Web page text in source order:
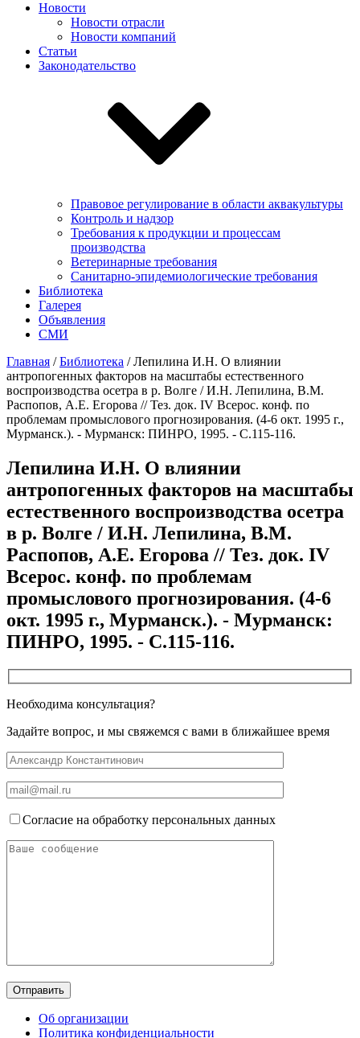
Новости
Новости отрасли
Новости компаний
Статьи
Законодательство
Правовое регулирование в области аквакультуры
Контроль и надзор
Требования к продукции и процессам
производства
Ветеринарные требования
Санитарно-эпидемиологические требования
Библиотека
Галерея
Объявления
СМИ
Главная /Библиотека /Лепилина И.Н. О влиянии
антропогенных факторов на масштабы естественного
воспроизводства осетра в р. Волге / И.Н. Лепилина, В.М.
Распопов, А.Е. Егорова // Тез. док. IV Всерос. конф. по
проблемам промыслового прогнозирования. (4-6 окт. 1995 г.,
Мурманск.). - Мурманск: ПИНРО, 1995. - С.115-116.
Лепилина И.Н. О влиянии
антропогенных факторов на масштабы
естественного воспроизводства осетра
в р. Волге / И.Н. Лепилина, В.М.
Распопов, А.Е. Егорова // Тез. док. IV
Всерос. конф. по проблемам
промыслового прогнозирования. (4-6
окт. 1995 г., Мурманск.). - Мурманск:
ПИНРО, 1995. - С.115-116.
Необходима консультация?
Задайте вопрос, и мы свяжемся с вами в ближайшее время
Согласие на обработку персональных данных
Об организации
Политика конфиденциальности